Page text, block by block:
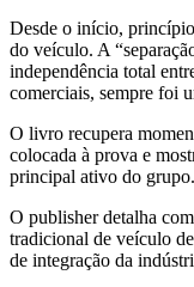
Desde o início,
do veículo. A
independência total
comerciais, sempre foi
O livro recupera
colocada à prova e
principal ativo do grupo.
O publisher detalha
tradicional de veículo
de integração da